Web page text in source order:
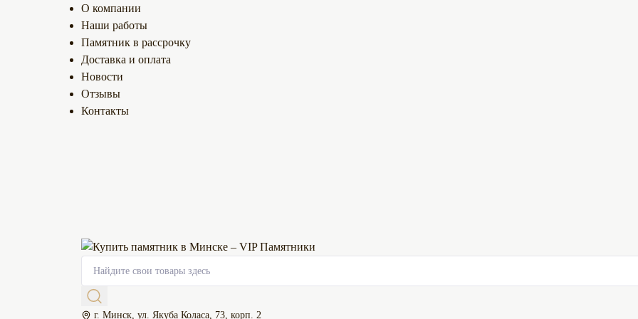
О компании
Наши работы
Памятник в рассрочку
Доставка и оплата
Новости
Отзывы
Контакты
г. Минск, ул. Якуба Коласа, 73, корп. 2